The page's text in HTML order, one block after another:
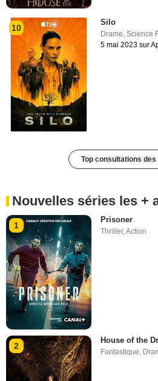
10
Silo
Drame,Science
5 mai 2023 sur
Top consultations des
Nouvelles séries les +
1
Prisoner
Thriller,Action
2
House of the
Fantastique